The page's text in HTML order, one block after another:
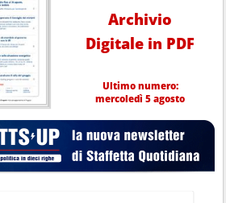
Archivio
Digitale in PDF
Ultimo numero:
mercoledì 5 agosto